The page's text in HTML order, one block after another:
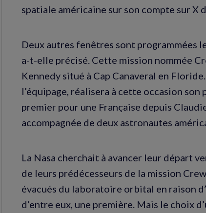
spatiale américaine sur son compte sur X
Deux autres fenêtres sont programmées
a-t-elle précisé. Cette mission nommée
Kennedy situé à Cap Canaveral en
l’équipage, réalisera à cette occasion son
premier pour une Française depuis
accompagnée de deux astronautes
La Nasa cherchait à avancer leur départ
de leurs prédécesseurs de la mission
évacués du laboratoire orbital en raison
d’entre eux, une première. Mais le choix